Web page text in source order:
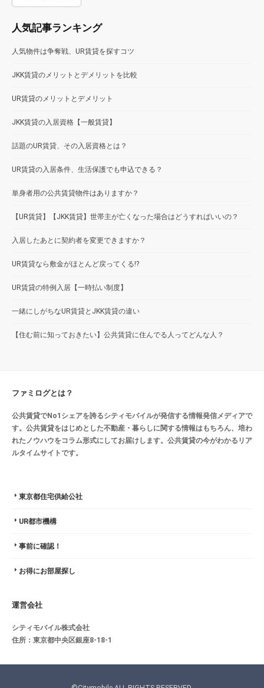
人気記事ランキング
人気物件は争奪戦、UR賃貸を探すコツ
JKK賃貸のメリットとデメリットを比較
UR賃貸のメリットとデメリット
JKK賃貸の入居資格【一般賃貸】
話題のUR賃貸、その入居資格とは？
UR賃貸の入居条件、生活保護でも申込できる？
単身者用の公共賃貸物件はありますか？
【UR賃貸】【JKK賃貸】世帯主が亡くなった場合はどうすればいいの？
入居したあとに契約者を変更できますか？
UR賃貸なら敷金がほとんど戻ってくる!?
UR賃貸の特例入居【一時払い制度】
一緒にしがちなUR賃貸とJKK賃貸の違い
【住む前に知っておきたい】公共賃貸に住んでる人ってどんな人？
ファミログとは？
公共賃貸でNo1シェアを誇るシティモバイルが発信する情報発信メディアで
す。公共賃貸をはじめとした不動産・暮らしに関する情報はもちろん、培わ
れたノウハウをコラム形式にしてお届けします。公共賃貸の今がわかるリア
ルタイムサイトです。
東京都住宅供給公社
UR都市機構
事前に確認！
お得にお部屋探し
運営会社
シティモバイル株式会社
住所：東京都中央区銀座8-18-1